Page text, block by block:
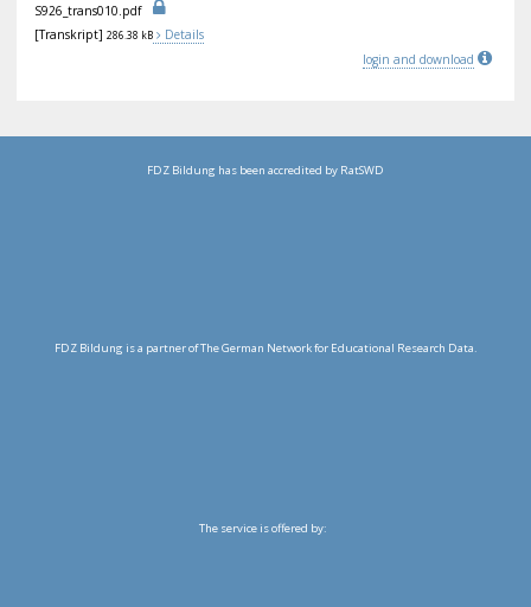
S926_trans010.pdf
[Transkript] 286.38 kB
Details
login and download
FDZ Bildung has been accredited by RatSWD
FDZ Bildung is a partner of The German Network for Educational Research Data.
The service is offered by: